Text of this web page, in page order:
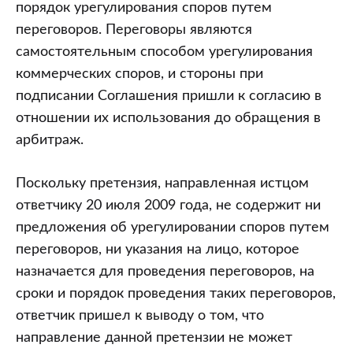
порядок урегулирования споров путем
переговоров. Переговоры являются
самостоятельным способом урегулирования
коммерческих споров, и стороны при
подписании Соглашения пришли к согласию в
отношении их использования до обращения в
арбитраж.
Поскольку претензия, направленная истцом
ответчику 20 июля 2009 года, не содержит ни
предложения об урегулировании споров путем
переговоров, ни указания на лицо, которое
назначается для проведения переговоров, на
сроки и порядок проведения таких переговоров,
ответчик пришел к выводу о том, что
направление данной претензии не может